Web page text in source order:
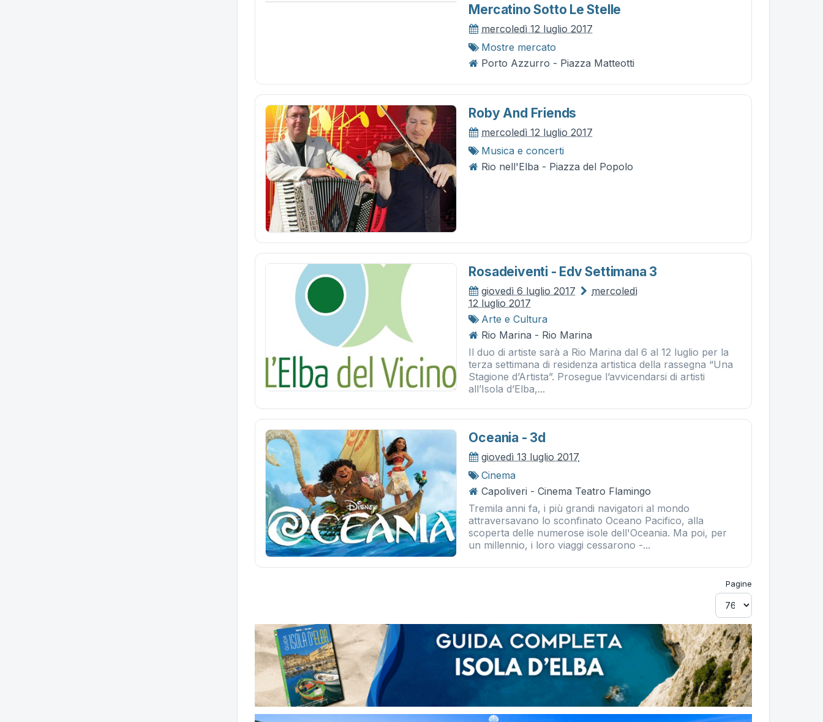
Mercatino Sotto Le Stelle
mercoledì 12 luglio 2017
Mostre mercato
Porto Azzurro - Piazza Matteotti
Roby And Friends
mercoledì 12 luglio 2017
Musica e concerti
Rio nell'Elba - Piazza del Popolo
Rosadeiventi - Edv Settimana 3
giovedì 6 luglio 2017
mercoledì
12 luglio 2017
Arte e Cultura
Rio Marina - Rio Marina
Il duo di artiste sarà a Rio Marina dal 6 al 12 luglio per la
terza settimana di residenza artistica della rassegna “Una
Stagione d’Artista”. Prosegue l’avvicendarsi di artisti
all’Isola d’Elba,...
Oceania - 3d
giovedì 13 luglio 2017
Cinema
Capoliveri - Cinema Teatro Flamingo
Tremila anni fa, i più grandi navigatori al mondo
attraversavano lo sconfinato Oceano Pacifico, alla
scoperta delle numerose isole dell'Oceania. Ma poi, per
un millennio, i loro viaggi cessarono -...
Pagine